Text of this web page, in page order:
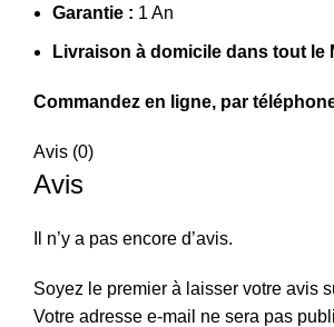
Garantie : 1 An
Livraison à domicile dans tout le
Commandez en ligne, par
Avis (0)
Avis
Il n’y a pas encore d’avis.
Soyez le premier à laisser votre avis
Votre adresse e-mail ne sera pas